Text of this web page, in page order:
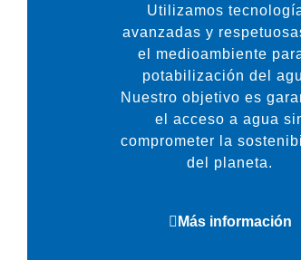
Utilizamos
avanzadas y
el medioambiente
potabilización del
Nuestro objetivo es
el acceso a agua
comprometer la
del planeta.
Más información